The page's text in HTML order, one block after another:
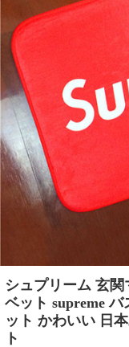
シュプリーム 玄
ベット supreme
ット かわいい 日
ト